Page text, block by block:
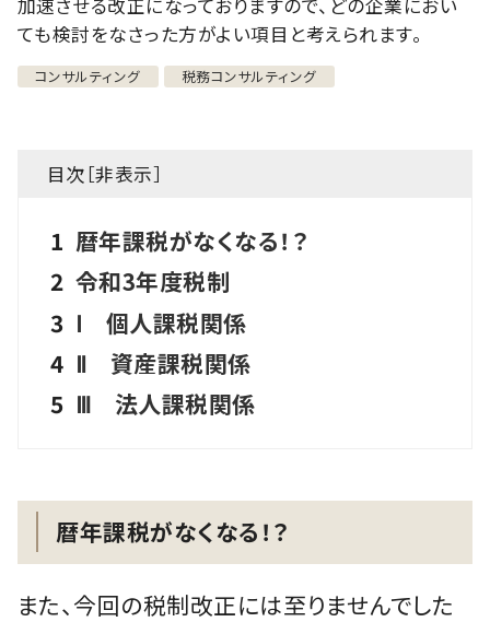
加速させる改正になっておりますので、どの企業におい
ても検討をなさった方がよい項目と考えられます。
コンサルティング 税務コンサルティング
目次［非表示］
1 暦年課税がなくなる！？
2 令和3年度税制
3 Ⅰ 個人課税関係
4 Ⅱ 資産課税関係
5 Ⅲ 法人課税関係
暦年課税がなくなる！？
また、今回の税制改正には至りませんでした